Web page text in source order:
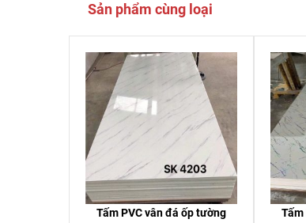
Sản phẩm cùng loại
Tấm PVC vân đá ốp tường
Tấm